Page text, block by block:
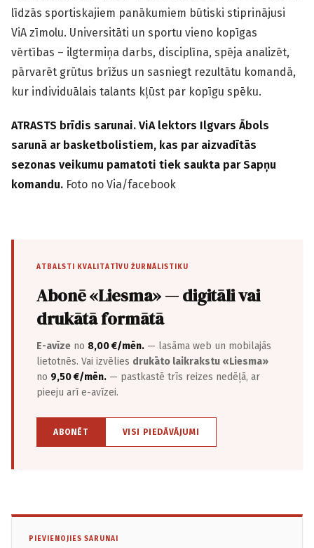
līdzās sportiskajiem panākumiem būtiski stiprinājusi
ViA zīmolu. Universitāti un sportu vieno kopīgas
vērtības – ilgtermiņa darbs, disciplīna, spēja analizēt,
pārvarēt grūtus brīžus un sasniegt rezultātu komandā,
kur individuālais talants kļūst par kopīgu spēku.
ATRASTS brīdis sarunai. ViA lektors Ilgvars Ābols
sarunā ar basketbolistiem, kas par aizvadītās
sezonas veikumu pamatoti tiek saukta par Sapņu
komandu. Foto no Via/facebook
ATBALSTI KVALITATĪVU ŽURNĀLISTIKU
Abonē «Liesma» — digitāli vai
drukātā formātā
E-avīze no 8,00 €/mēn. — lasāma web un mobilajās
lietotnēs. Vai izvēlies drukāto laikrakstu «Liesma»
no 9,50 €/mēn. — pastkastē trīs reizes nedēļā, ar
pieeju arī e-avīzei.
ABONĒT VISI PIEDĀVĀJUMI
PIEVIENOJIES SARUNAI